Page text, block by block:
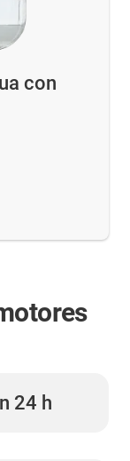
con
24 h